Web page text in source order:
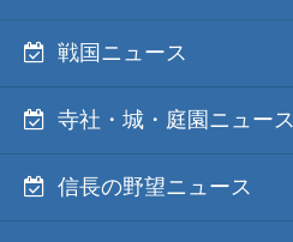
戦国ニュース
寺社・城・庭園ニュース
信長の野望ニュース